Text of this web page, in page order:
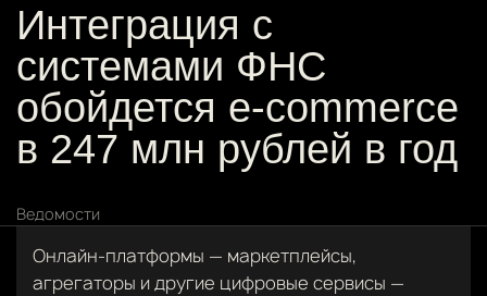
Интеграция с
системами ФНС
обойдется e-commerce
в 247 млн рублей в год
Ведомости
Онлайн-платформы — маркетплейсы,
агрегаторы и другие цифровые сервисы —